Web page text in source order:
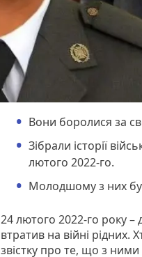
Вони боролися за
Зібрали історії
лютого 2022-го.
Молодшому з них
24 лютого 2022-го року –
втратив на війні рідних.
звістку про те, що з ними